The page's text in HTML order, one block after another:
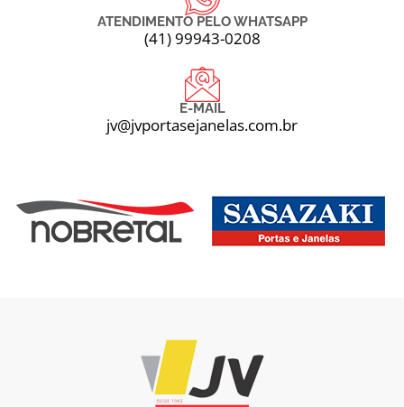
ATENDIMENTO PELO WHATSAPP
(41) 99943-0208
E-MAIL
jv@jvportasejanelas.com.br